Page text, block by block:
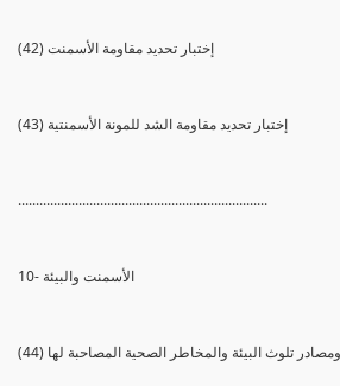
(42) إختبار تحديد مقاومة الأسمنت
(43) إختبار تحديد مقاومة الشد للمونة الأسمنتية
......................................................................
10- الأسمنت والبيئة
ومصادر تلوث البيئة والمخاطر الصحية المصاحبة لها